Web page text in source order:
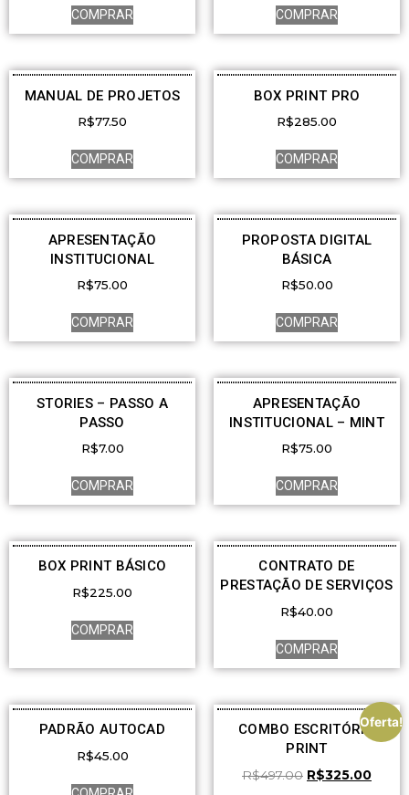
COMPRAR COMPRAR
MANUAL DE PROJETOS
R$77.50
COMPRAR
BOX PRINT PRO
R$285.00
COMPRAR
APRESENTAÇÃO
INSTITUCIONAL
R$75.00
COMPRAR
PROPOSTA DIGITAL
BÁSICA
R$50.00
COMPRAR
STORIES – PASSO A
PASSO
R$7.00
COMPRAR
APRESENTAÇÃO
INSTITUCIONAL – MINT
R$75.00
COMPRAR
BOX PRINT BÁSICO
R$225.00
COMPRAR
CONTRATO DE
PRESTAÇÃO DE SERVIÇOS
R$40.00
COMPRAR
PADRÃO AUTOCAD
R$45.00
Oferta!
COMBO ESCRITÓRIO
PRINT
R$497.00 R$325.00